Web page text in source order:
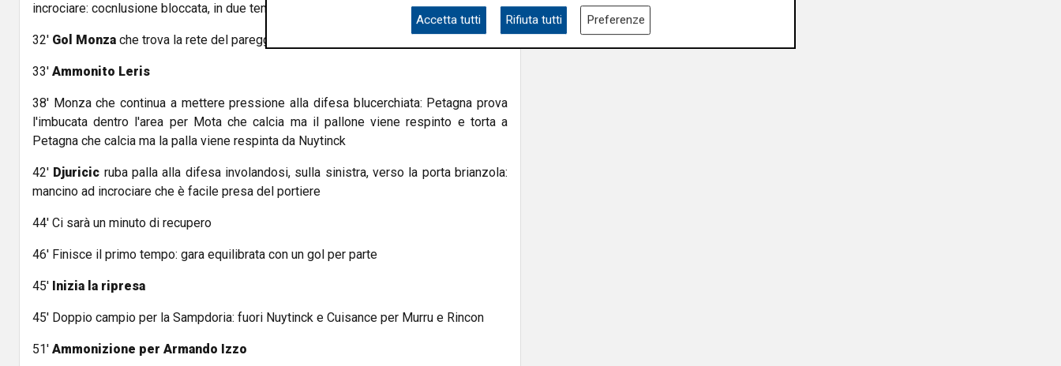
incrociare: cocnlusione bloccata, in due tempi, da Di Gregorio
32' Gol Monza che trova la rete del pareggio con Petagna su assist di Carlos Augusto
33' Ammonito Leris
38' Monza che continua a mettere pressione alla difesa blucerchiata: Petagna prova
l'imbucata dentro l'area per Mota che calcia ma il pallone viene respinto e torta a
Petagna che calcia ma la palla viene respinta da Nuytinck
42' Djuricic ruba palla alla difesa involandosi, sulla sinistra, verso la porta brianzola:
mancino ad incrociare che è facile presa del portiere
44' Ci sarà un minuto di recupero
46' Finisce il primo tempo: gara equilibrata con un gol per parte
45' Inizia la ripresa
45' Doppio campio per la Sampdoria: fuori Nuytinck e Cuisance per Murru e Rincon
51' Ammonizione per Armando Izzo
Accetta tutti Rifiuta tutti Preferenze